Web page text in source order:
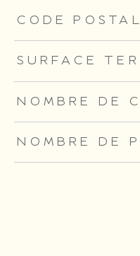
CODE POSTAL
SURFACE
NOMBRE DE
NOMBRE DE